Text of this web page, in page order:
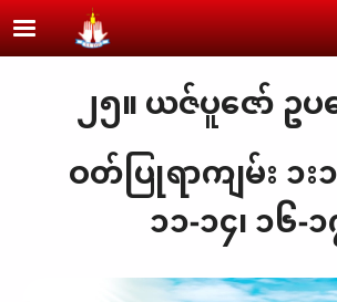
Skip to main content
၂၅။ ယဇ်ပူဇော် ဥပဒ
ဝတ်ပြုရာကျမ်း ၁း၁
၁၁-၁၄၊ ၁၆-၁